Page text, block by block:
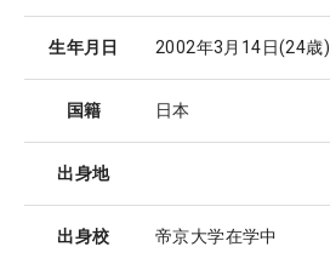
生年月日 2002年3月14日(24歳)
国籍 日本
出身地
出身校 帝京大学在学中